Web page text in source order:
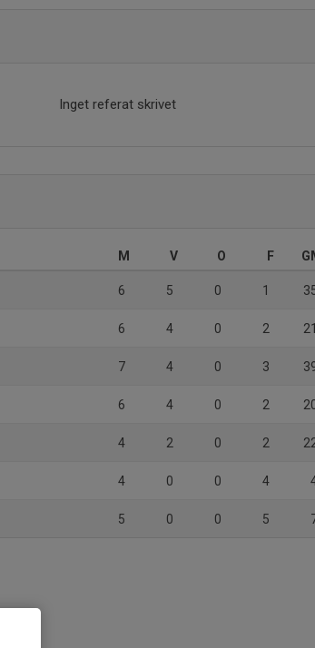
Inget referat skrivet
M V O F
6 5 0 1
6 4 0 2 21
7 4 0 3
6 4 0 2
4 2 0 2
4 0 0 4
5 0 0 5